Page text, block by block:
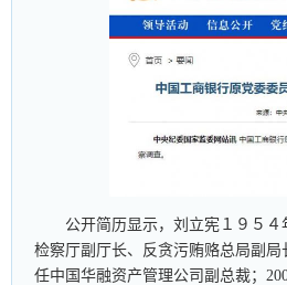
公开简历显示，刘立宪１９５
检察厅副厅长、反贪污贿赂总局副
任中国华融资产管理公司副总裁；